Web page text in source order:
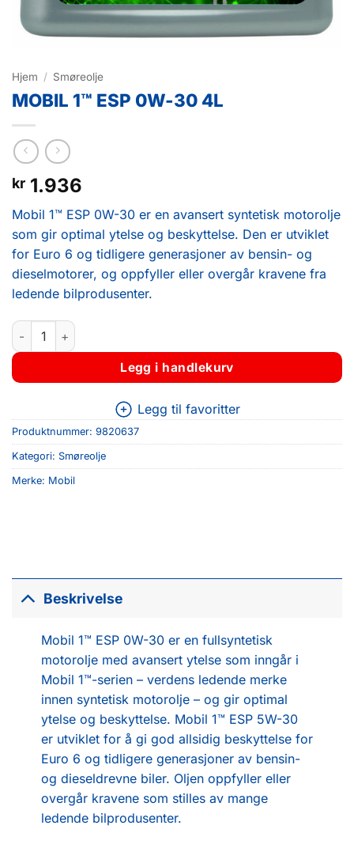
Hjem / Smøreolje
MOBIL 1™ ESP 0W-30 4L
kr 1.936
Mobil 1™ ESP 0W-30 er en avansert syntetisk motorolje
som gir optimal ytelse og beskyttelse. Den er utviklet
for Euro 6 og tidligere generasjoner av bensin- og
dieselmotorer, og oppfyller eller overgår kravene fra
ledende bilprodusenter.
MOBIL 1™ ESP 0W-30 4L antall
Legg i handlekurv
Legg til favoritter
Produktnummer: 9820637
Kategori: Smøreolje
Merke: Mobil
Beskrivelse
Mobil 1™ ESP 0W-30 er en fullsyntetisk
motorolje med avansert ytelse som inngår i
Mobil 1™-serien – verdens ledende merke
innen syntetisk motorolje – og gir optimal
ytelse og beskyttelse. Mobil 1™ ESP 5W-30
er utviklet for å gi god allsidig beskyttelse for
Euro 6 og tidligere generasjoner av bensin-
og dieseldrevne biler. Oljen oppfyller eller
overgår kravene som stilles av mange
ledende bilprodusenter.